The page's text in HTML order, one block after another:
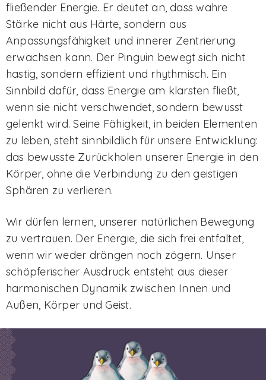
fließender Energie. Er deutet an, dass wahre
Stärke nicht aus Härte, sondern aus
Anpassungsfähigkeit und innerer Zentrierung
erwachsen kann. Der Pinguin bewegt sich nicht
hastig, sondern effizient und rhythmisch. Ein
Sinnbild dafür, dass Energie am klarsten fließt,
wenn sie nicht verschwendet, sondern bewusst
gelenkt wird. Seine Fähigkeit, in beiden Elementen
zu leben, steht sinnbildlich für unsere Entwicklung:
das bewusste Zurückholen unserer Energie in den
Körper, ohne die Verbindung zu den geistigen
Sphären zu verlieren.
Wir dürfen lernen, unserer natürlichen Bewegung
zu vertrauen. Der Energie, die sich frei entfaltet,
wenn wir weder drängen noch zögern. Unser
schöpferischer Ausdruck entsteht aus dieser
harmonischen Dynamik zwischen Innen und
Außen, Körper und Geist.